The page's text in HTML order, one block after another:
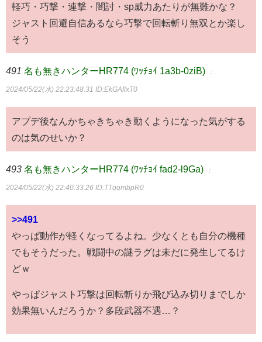
軽巧・巧撃・連撃・闇討・sp威力あたりが無難かな？
ジャスト回避自信あるなら巧撃で回転斬り無双とか楽し
そう
491 名も無きハンターHR774 (ﾜｯﾁｮｲ 1a3b-0ziB) ：
2024/05/22(水) 22:23:48.31 ID:EkGAflxT0
アプデ後なんかちゃきちゃき動くようになった気がする
のは気のせいか？
493 名も無きハンターHR774 (ﾜｯﾁｮｲ fad2-l9Ga) ：
2024/05/22(水) 22:40:33.26 ID:TTqqmbpR0
>>491
やっぱ動作が軽くなってるよね。少なくとも自分の機種
でもそうだった。戦闘中の謎ラグは未だに発生してるけ
どｗ
やっぱジャスト巧撃は回転斬りか飛び込み切りまでしか
効果無いんだろうか？多段武器不遇…？